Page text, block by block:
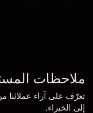
ملاحظات
تعرّف على آراء عملائنا
إلى الخبراء.